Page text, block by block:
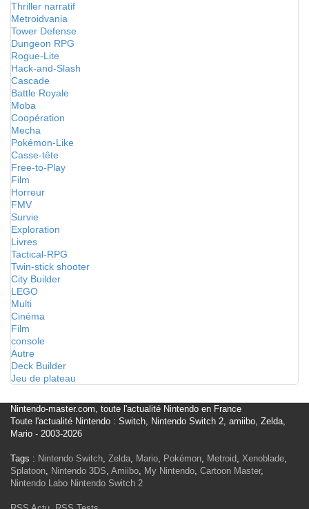
Thriller narratif
Metroidvania
Tower Defense
Dungeon RPG
Rogue-Lite
Hack-and-Slash
Cascade
Battle Royale
Moba
Coopération
Mecha
Pokémon-Like
Casse-tête
Free-to-Play
Film
Horreur
FMV
Survie
Exploration
Livres
Tactical-RPG
Twin-stick shooter
City Builder
LEGO
Multi
Cinéma
Film
console
Autre
Deck Builder
Jeu de plateau
Nintendo-master.com, toute l'actualité Nintendo en France
Toute l'actualité Nintendo : Switch, Nintendo Switch 2, amiibo, Zelda,
Mario - 2003-2026
Tags : Nintendo Switch, Zelda, Mario, Pokémon, Metroid, Xenoblade,
Splatoon, Nintendo 3DS, Amiibo, My Nintendo, Cartoon Master,
Nintendo Labo Nintendo Switch 2